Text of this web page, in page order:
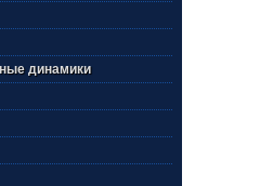
динамики